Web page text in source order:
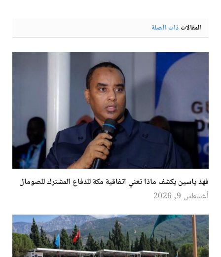
المقالات ذات الصلة
فهد ياسين يكشف ماذا تعني اتفاقية مكة للدفاع المشترك للصومال
أغسطس 9, 2026